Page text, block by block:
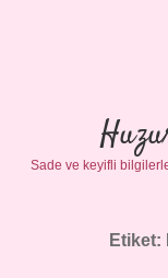
Sade ve keyifli
Etiket: